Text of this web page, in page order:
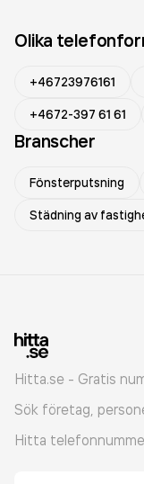
Olika
+46723976161
+4672-397 61 61
Branscher
Fönsterputsning
Städning av
Hitta.se - Gratis
Sök företag,
Hitta